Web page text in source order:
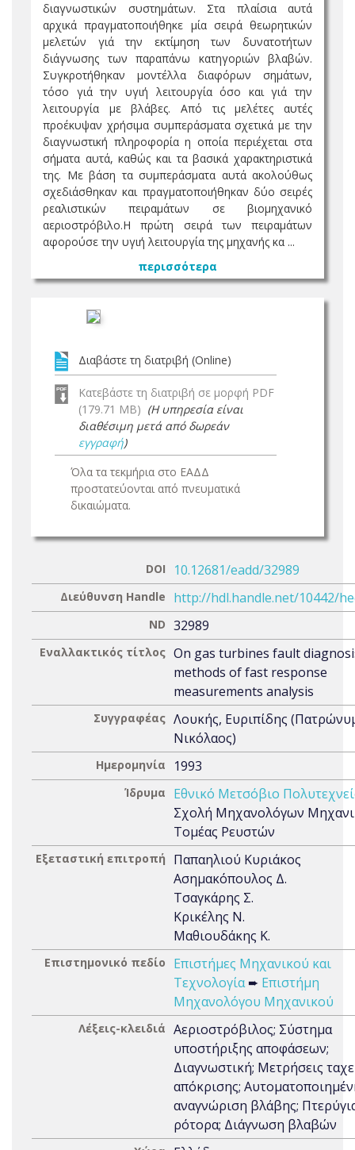
διαγνωστικών συστημάτων. Στα πλαίσια αυτά
αρχικά πραγματοποιήθηκε μία σειρά θεωρητικών
μελετών γιά την εκτίμηση των δυνατοτήτων
διάγνωσης των παραπάνω κατηγοριών βλαβών.
Συγκροτήθηκαν μοντέλλα διαφόρων σημάτων,
τόσο γιά την υγιή λειτουργία όσο και γιά την
λειτουργία με βλάβες. Από τις μελέτες αυτές
προέκυψαν χρήσιμα συμπεράσματα σχετικά με την
διαγνωστική πληροφορία η οποία περιέχεται στα
σήματα αυτά, καθώς και τα βασικά χαρακτηριστικά
της. Με βάση τα συμπεράσματα αυτά ακολούθως
σχεδιάσθηκαν και πραγματοποιήθηκαν δύο σειρές
ρεαλιστικών πειραμάτων σε βιομηχανικό
αεριοστρόβιλο.Η πρώτη σειρά των πειραμάτων
αφορούσε την υγιή λειτουργία της μηχανής κα ...
περισσότερα
Διαβάστε τη διατριβή (Online)
Κατεβάστε τη διατριβή σε μορφή PDF
(179.71 MB) (Η υπηρεσία είναι
διαθέσιμη μετά από δωρεάν
εγγραφή)
Όλα τα τεκμήρια στο ΕΑΔΔ
προστατεύονται από πνευματικά
δικαιώματα.
DOI 10.12681/eadd/32989
Διεύθυνση Handle http://hdl.handle.net/10442/
ND 32989
Εναλλακτικός τίτλος On gas turbines fault
methods of fast response
measurements analysis
Συγγραφέας Λουκής, Ευριπίδης
Νικόλαος)
Ημερομηνία 1993
Ίδρυμα
Εθνικό Μετσόβιο
Σχολή Μηχανολόγων
Τομέας Ρευστών
Εξεταστική επιτροπή
Παπαηλιού Κυριάκος
Ασημακόπουλος Δ.
Τσαγκάρης Σ.
Κρικέλης Ν.
Μαθιουδάκης Κ.
Επιστημονικό πεδίο
Επιστήμες Μηχανικού και
Τεχνολογία➨ Επιστήμη
Μηχανολόγου Μηχανικού
Λέξεις-κλειδιά Αεριοστρόβιλος; Σύστημα
υποστήριξης αποφάσεων;
Διαγνωστική; Μετρήσεις
απόκρισης;
αναγνώριση βλάβης;
ρότορα; Διάγνωση βλαβών